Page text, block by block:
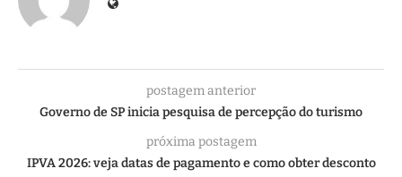
postagem anterior
Governo de SP inicia pesquisa de percepção do turismo
próxima postagem
IPVA 2026: veja datas de pagamento e como obter desconto